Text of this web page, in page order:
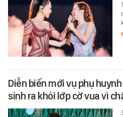
Diễn biến mới vụ phụ
sinh ra khỏi lớp cờ vua vì